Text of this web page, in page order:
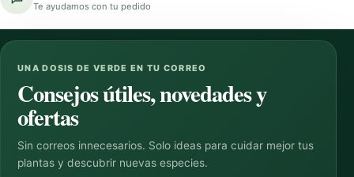
Te ayudamos con tu pedido
UNA DOSIS DE VERDE EN TU CORREO
Consejos útiles, novedades y
ofertas
Sin correos innecesarios. Solo ideas para cuidar mejor tus
plantas y descubrir nuevas especies.